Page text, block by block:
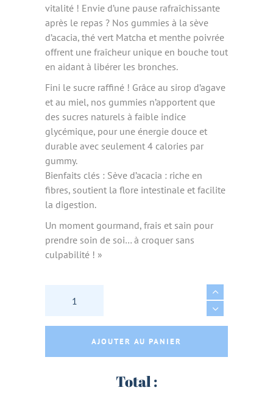
vitalité ! Envie d’une pause rafraîchissante
après le repas ? Nos gummies à la sève
d’acacia, thé vert Matcha et menthe poivrée
offrent une fraîcheur unique en bouche tout
en aidant à libérer les bronches.
Fini le sucre raffiné ! Grâce au sirop d’agave
et au miel, nos gummies n’apportent que
des sucres naturels à faible indice
glycémique, pour une énergie douce et
durable avec seulement 4 calories par
gummy.
Bienfaits clés : Sève d’acacia : riche en
fibres, soutient la flore intestinale et facilite
la digestion.
Un moment gourmand, frais et sain pour
prendre soin de soi… à croquer sans
culpabilité ! »
GUMMIES SAINS & BIO MENTHE 35g -
AJOUTER AU PANIER
Total :